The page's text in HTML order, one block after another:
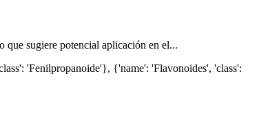
que sugiere potencial aplicación en el...
'Fenilpropanoide'}, {'name': 'Flavonoides', 'class':